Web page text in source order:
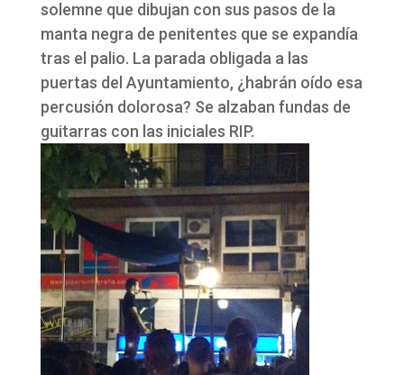
solemne que dibujan con sus pasos de la
manta negra de penitentes que se expandía
tras el palio. La parada obligada a las
puertas del Ayuntamiento, ¿habrán oído esa
percusión dolorosa? Se alzaban fundas de
guitarras con las iniciales RIP.